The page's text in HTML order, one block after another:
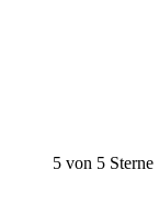
5 von 5 Sterne